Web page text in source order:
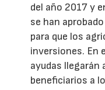
del año 2017 y
se han
para que los
inversiones. En
ayudas llegarán
beneficiarios a